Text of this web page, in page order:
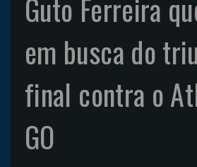
Guto Ferreira
em busca do
final contra o
GO